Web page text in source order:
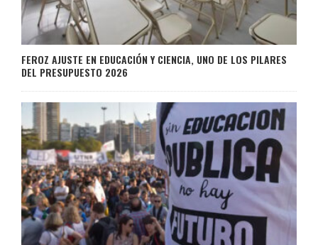
FEROZ AJUSTE EN EDUCACIÓN Y CIENCIA, UNO DE LOS PILARES
DEL PRESUPUESTO 2026